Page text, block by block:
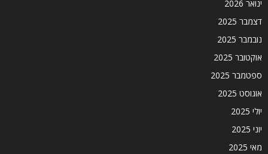
ינואר 2026
דצמבר 2025
נובמבר 2025
אוקטובר 2025
ספטמבר 2025
אוגוסט 2025
יולי 2025
יוני 2025
מאי 2025